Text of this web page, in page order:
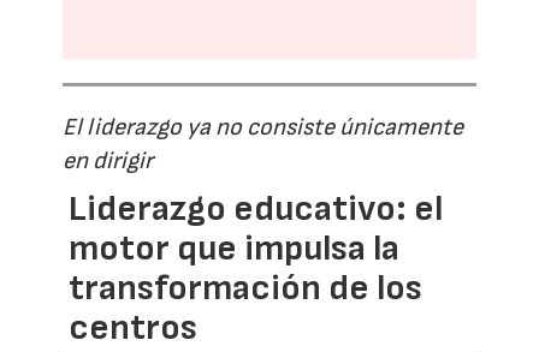
El liderazgo ya no consiste únicamente
en dirigir
Liderazgo educativo: el
motor que impulsa la
transformación de los
centros